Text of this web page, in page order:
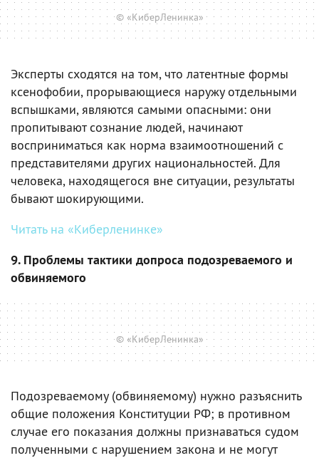
© «КиберЛенинка»
Эксперты сходятся на том, что латентные формы
ксенофобии, прорывающиеся наружу отдельными
вспышками, являются самыми опасными: они
пропитывают сознание людей, начинают
восприниматься как норма взаимоотношений с
представителями других национальностей. Для
человека, находящегося вне ситуации, результаты
бывают шокирующими.
Читать на «Киберленинке»
9. Проблемы тактики допроса подозреваемого и
обвиняемого
© «КиберЛенинка»
Подозреваемому (обвиняемому) нужно разъяснить
общие положения Конституции РФ; в противном
случае его показания должны признаваться судом
полученными с нарушением закона и не могут